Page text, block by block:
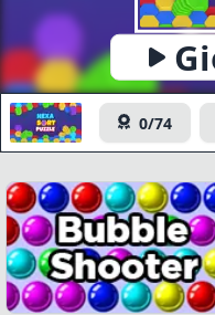
Hexa Sort
0/74
https://
sort-puzzle/
Copia